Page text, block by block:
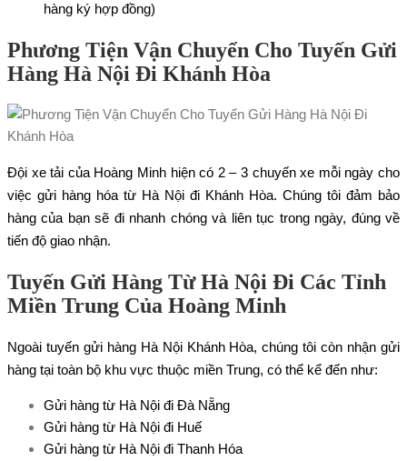
hàng ký hợp đồng)
Phương Tiện Vận Chuyển Cho Tuyến Gửi
Hàng Hà Nội Đi Khánh Hòa
Đội xe tải của Hoàng Minh hiện có 2 – 3 chuyến xe mỗi ngày cho
việc gửi hàng hóa từ Hà Nội đi Khánh Hòa. Chúng tôi đảm bảo
hàng của bạn sẽ đi nhanh chóng và liên tục trong ngày, đúng về
tiến độ giao nhận.
Tuyến Gửi Hàng Từ Hà Nội Đi Các Tỉnh
Miền Trung Của Hoàng Minh
Ngoài tuyến gửi hàng Hà Nội Khánh Hòa, chúng tôi còn nhận gửi
hàng tại toàn bộ khu vực thuộc miền Trung, có thể kể đến như:
Gửi hàng từ Hà Nội đi Đà Nẵng
Gửi hàng từ Hà Nội đi Huế
Gửi hàng từ Hà Nội đi Thanh Hóa